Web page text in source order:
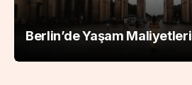
Berlin’de Yaşam Maliyetleri